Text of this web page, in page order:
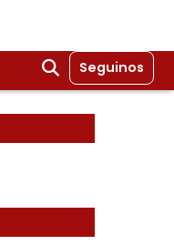
Seguinos